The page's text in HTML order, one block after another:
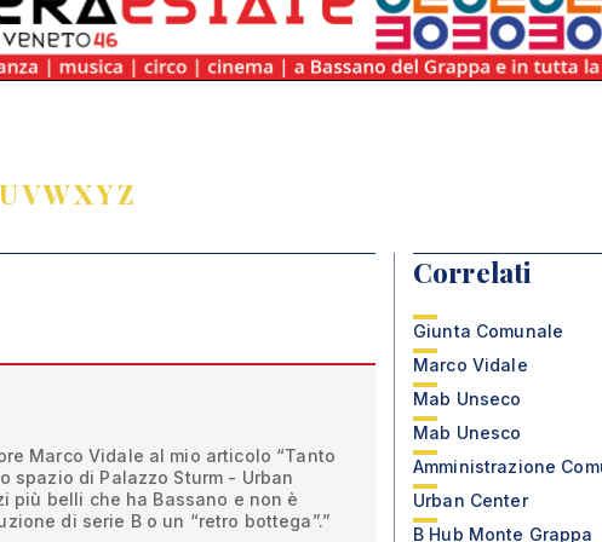
UVWXYZ
Marco Vidale al mio articolo “Tanto
spazio di Palazzo Sturm - Urban
più belli che ha Bassano e non è
di serie B o un “retro bottega”.”
Correlati
Giunta Comunale
Marco Vidale
Mab Unseco
Mab Unesco
Amministrazione
Urban Center
B Hub Monte Grappa